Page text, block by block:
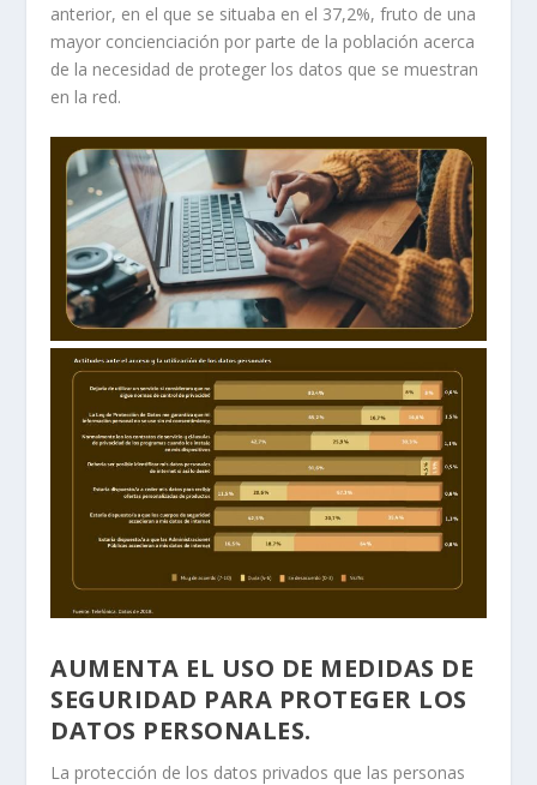
anterior, en el que se situaba en el 37,2%, fruto de una
mayor concienciación por parte de la población acerca
de la necesidad de proteger los datos que se muestran
en la red.
AUMENTA EL USO DE MEDIDAS DE
SEGURIDAD PARA PROTEGER LOS
DATOS PERSONALES.
La protección de los datos privados que las personas